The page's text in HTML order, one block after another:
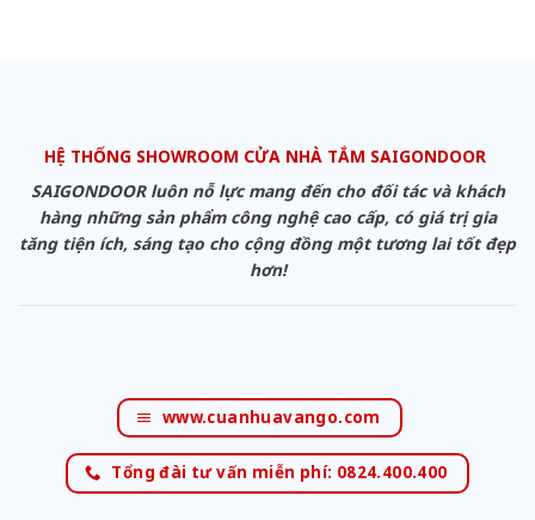
HỆ THỐNG SHOWROOM CỬA NHÀ TẮM SAIGONDOOR
SAIGONDOOR luôn nỗ lực mang đến cho đối tác và khách
hàng những sản phẩm công nghệ cao cấp, có giá trị gia
tăng tiện ích, sáng tạo cho cộng đồng một tương lai tốt đẹp
hơn!
www.cuanhuavango.com
Tổng đài tư vấn miễn phí: 0824.400.400